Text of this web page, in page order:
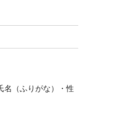
名（ふりがな）・性